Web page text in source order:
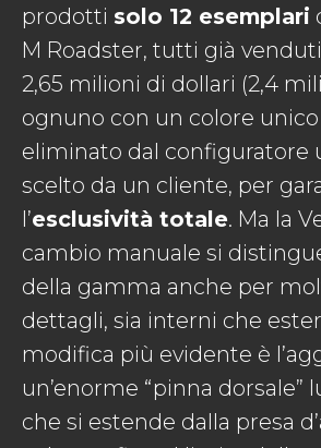
prodotti solo 12 esemplari
M Roadster, tutti già
2,65 milioni di dollari (2,4
ognuno con un colore
eliminato dal configuratore
scelto da un cliente, per
l’esclusività totale. Ma la
cambio manuale si
della gamma anche per
dettagli, sia interni che
modifica più evidente è
un’enorme “pinna dorsale”
che si estende dalla presa